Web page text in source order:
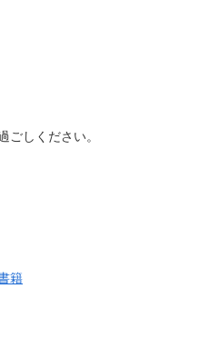
ごしください。
籍